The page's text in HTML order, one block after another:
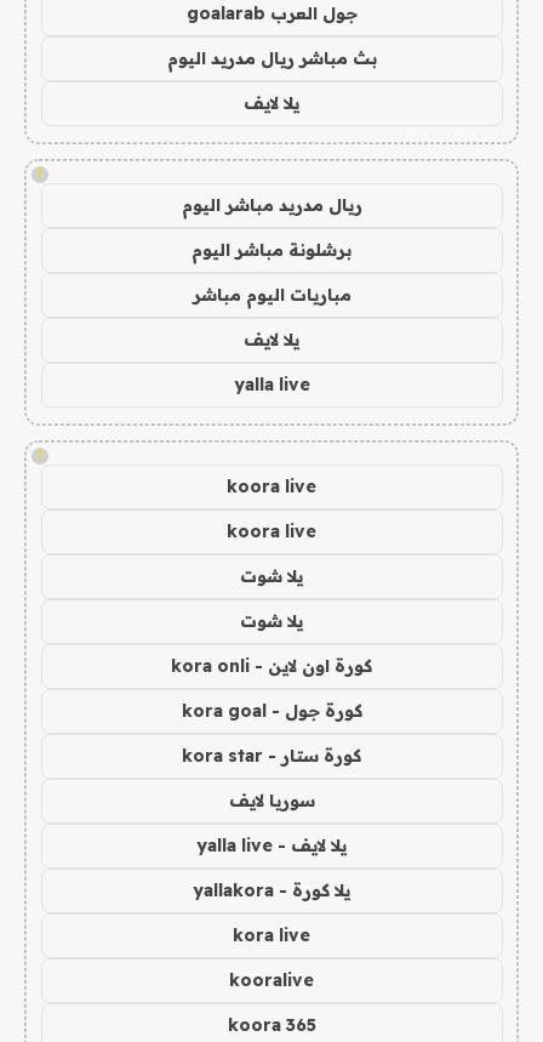
جول العرب goalarab
بث مباشر ريال مدريد اليوم
يلا لايف
!
ريال مدريد مباشر اليوم
برشلونة مباشر اليوم
مباريات اليوم مباشر
يلا لايف
yalla live
!
koora live
koora live
يلا شوت
يلا شوت
كورة اون لاين - kora onli
كورة جول - kora goal
كورة ستار - kora star
سوريا لايف
يلا لايف - yalla live
يلا كورة - yallakora
kora live
kooralive
koora 365